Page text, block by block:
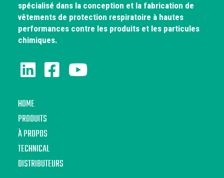
spécialisé dans la conception et la fabrication de
vêtements de protection respiratoire à hautes
performances contre les produits et les particules
chimiques.
HOME
PRODUITS
À PROPOS
TECHNICAL
DISTRIBUTEURS